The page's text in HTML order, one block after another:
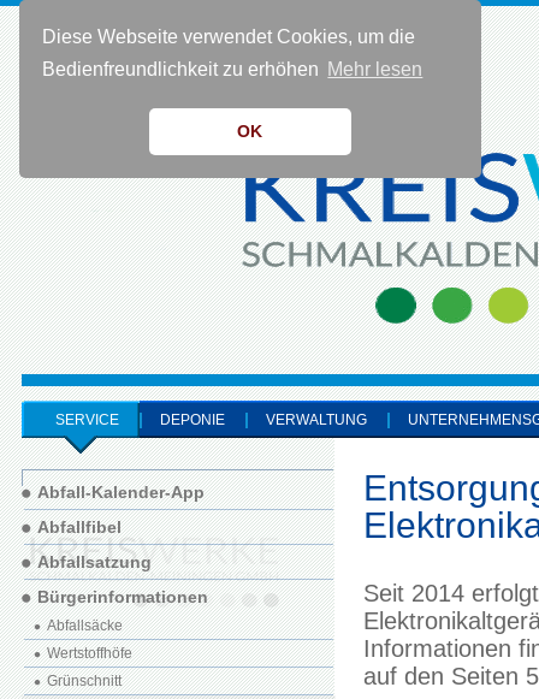
Diese Webseite verwendet Cookies, um die
Bedienfreundlichkeit zu erhöhen Mehr lesen
OK
KONTAKT 0 36 83 - 40 91 0
SERVICE DEPONIE VERWALTUNG
Seit 2014
Informationen
auf den Seiten
Abfall-Kalender-App
Abfallfibel
Abfallsatzung
Bürgerinformationen
Abfallsäcke
Wertstoffhöfe
Grünschnitt